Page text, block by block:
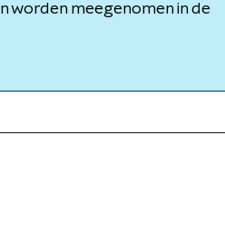
worden meegenomen in de